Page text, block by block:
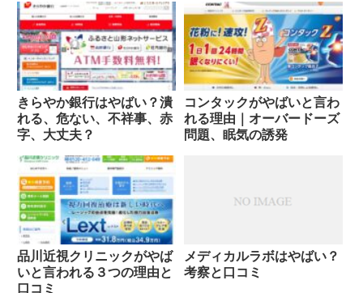
きらやか銀行はやばい？潰
れる、危ない、不祥事、赤
字、大丈夫？
コンタックがやばいと言わ
れる理由｜オーバードーズ
問題、眠気の誘発
品川近視クリニックがやば
いと言われる３つの理由と
口コミ
メディカルラボはやばい？
考察と口コミ